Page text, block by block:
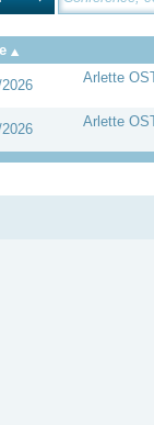
Arlette
Arlette